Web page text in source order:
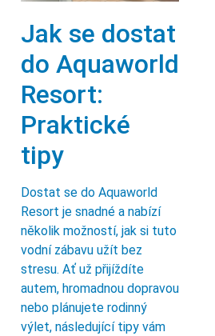
Jak se dostat
do Aquaworld
Resort:
Praktické
tipy
Dostat se do Aquaworld
Resort je snadné a nabízí
několik možností, jak si tuto
vodní zábavu užít bez
stresu. Ať už přijíždíte
autem, hromadnou dopravou
nebo plánujete rodinný
výlet, následující tipy vám